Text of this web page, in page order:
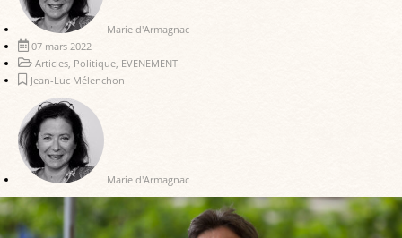
Marie d'Armagnac
07 mars 2022
Articles, Politique, EVENEMENT
Jean-Luc Mélenchon
Marie d'Armagnac